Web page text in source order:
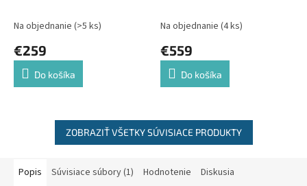
Na objednanie (>5 ks)
€259
Do košíka
Na objednanie (4 ks)
€559
Do košíka
ZOBRAZIŤ VŠETKY SÚVISIACE PRODUKTY
Popis Súvisiace súbory (1) Hodnotenie Diskusia